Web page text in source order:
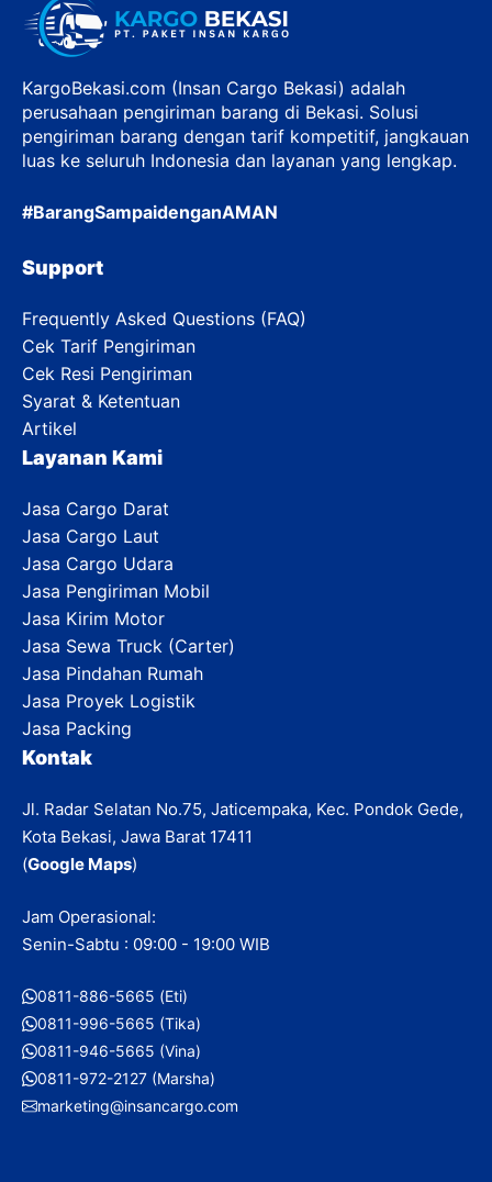
KargoBekasi.com (Insan Cargo Bekasi) adalah
perusahaan pengiriman barang di Bekasi. Solusi
pengiriman barang dengan tarif kompetitif, jangkauan
luas ke seluruh Indonesia dan layanan yang lengkap.
#BarangSampaidenganAMAN
Support
Frequently Asked Questions (FAQ)
Cek Tarif Pengiriman
Cek Resi Pengiriman
Syarat & Ketentuan
Artikel
Layanan Kami
Jasa Cargo Darat
Jasa Cargo Laut
Jasa Cargo Udara
Jasa Pengiriman Mobil
Jasa Kirim Motor
Jasa Sewa Truck (Carter)
Jasa Pindahan Rumah
Jasa Proyek Logistik
Jasa Packing
Kontak
Jl. Radar Selatan No.75, Jaticempaka, Kec. Pondok Gede,
Kota Bekasi, Jawa Barat 17411
(Google Maps)
Jam Operasional:
Senin-Sabtu : 09:00 - 19:00 WIB
0811-886-5665 (Eti)
0811-996-5665 (Tika)
0811-946-5665 (Vina)
0811-972-2127 (Marsha)
marketing@insancargo.com